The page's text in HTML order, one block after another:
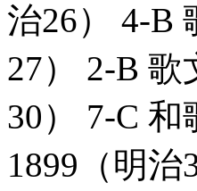
治26） 4-B
27） 2-B 歌
30） 7-C
1899（明